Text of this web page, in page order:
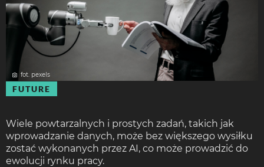
fot. pexels
FUTURE
Wiele powtarzalnych i prostych zadań, takich jak
wprowadzanie danych, może bez większego wysiłku
zostać wykonanych przez AI, co może prowadzić do
ewolucji rynku pracy.